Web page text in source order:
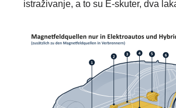
istraživanje, a to su E-skuter, dva